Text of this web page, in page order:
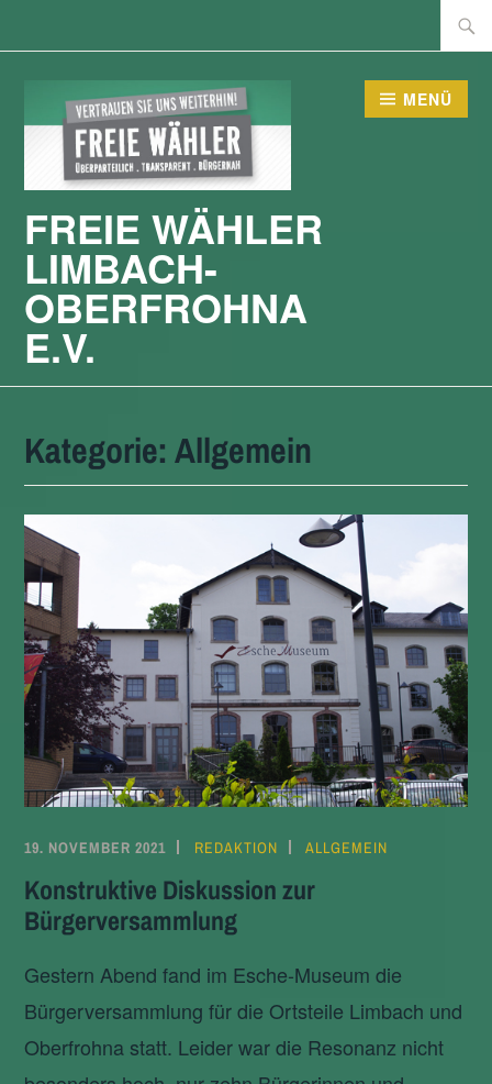
Inhalt
Suche
nach:
FREIE WÄHLER
LIMBACH-
OBERFROHNA
E.V.
MENÜ
Kategorie:Allgemein
19. NOVEMBER 2021 REDAKTION ALLGEMEIN
Konstruktive Diskussion zur
Bürgerversammlung
Gestern Abend fand im Esche-Museum die
Bürgerversammlung für die Ortsteile Limbach und
Oberfrohna statt. Leider war die Resonanz nicht